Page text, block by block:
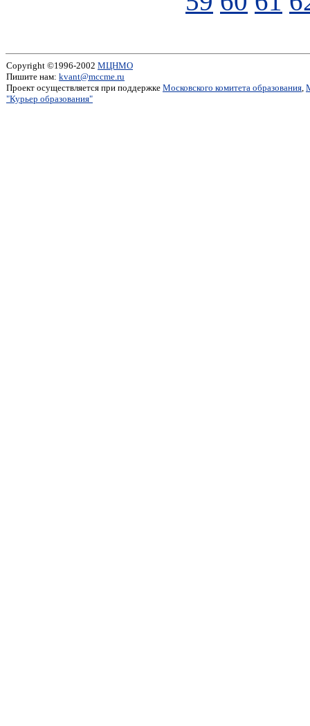
Copyright ©1996-2002 МЦНМО
Пишите нам: kvant@mccme.ru
Проект осуществляется при поддержке Московского комитета образования,
"Курьер образования"